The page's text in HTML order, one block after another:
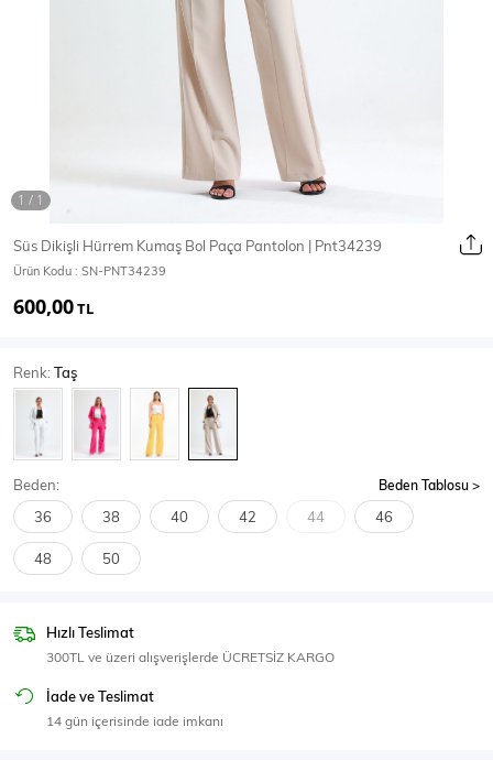
Mont & Kaban Yağmurluk
T-Shirt
Body Atlet
SPOR GİYİM
Eşofman Üstü
Süs Dikişli Hürrem Kumaş Bol Paça Pantolon | Pnt34239
Ürün Kodu : SN-PNT34239
600,00TL
Renk:Taş
Beden: Beden Tablosu
36 38 40 42 44 46
48 50
Hızlı Teslimat
300TL ve üzeri alışverişlerde ÜCRETSİZ KARGO
İade ve Teslimat
14 gün içerisinde iade imkanı